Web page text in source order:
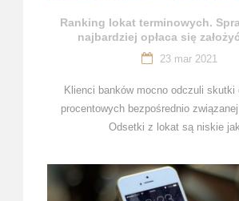
Ranking lokat terminowych.
najbardziej opłaca się
23 mar 2021
Klienci banków mocno odczuli skutki
procentowych bezpośrednio
Odsetki z lokat są niskie